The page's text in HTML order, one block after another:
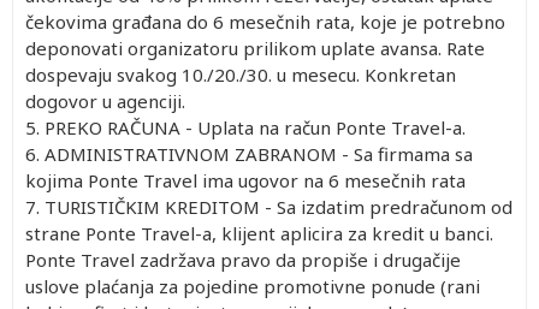
čekovima građana do 6 mesečnih rata, koje je potrebno
deponovati organizatoru prilikom uplate avansa. Rate
dospevaju svakog 10./20./30. u mesecu. Konkretan
dogovor u agenciji.
5. PREKO RAČUNA - Uplata na račun Ponte Travel-a.
6. ADMINISTRATIVNOM ZABRANOM - Sa firmama sa
kojima Ponte Travel ima ugovor na 6 mesečnih rata
7. TURISTIČKIM KREDITOM - Sa izdatim predračunom od
strane Ponte Travel-a, klijent aplicira za kredit u banci.
Ponte Travel zadržava pravo da propiše i drugačije
uslove plaćanja za pojedine promotivne ponude (rani